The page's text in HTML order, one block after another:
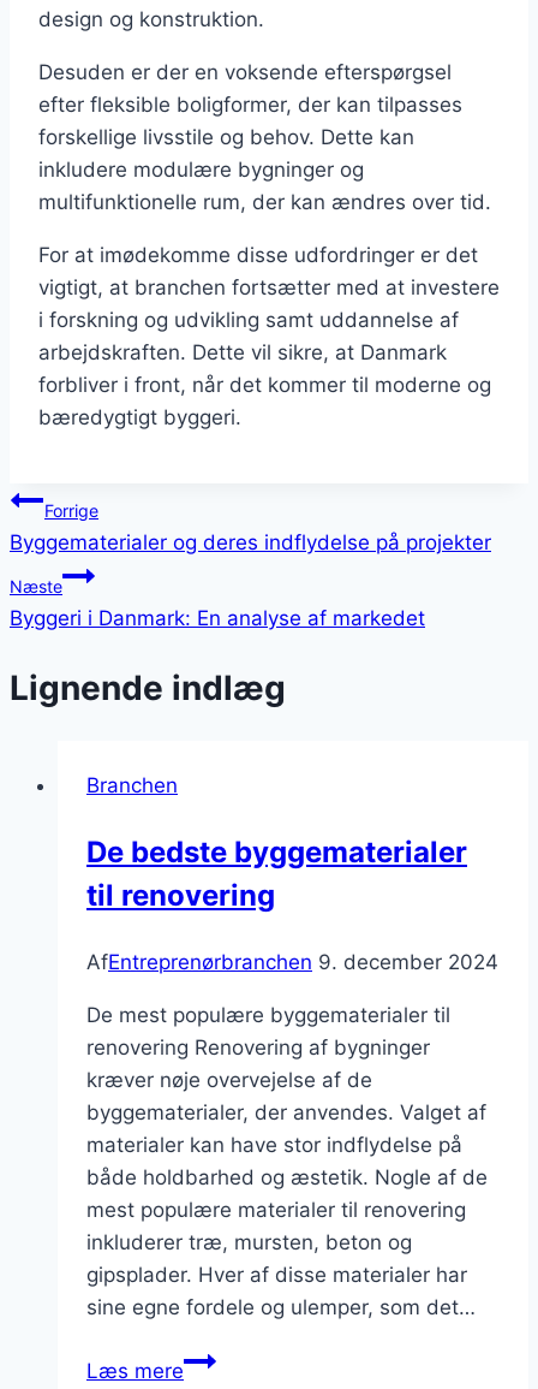
design og konstruktion.
Desuden er der en voksende efterspørgsel
efter fleksible boligformer, der kan tilpasses
forskellige livsstile og behov. Dette kan
inkludere modulære bygninger og
multifunktionelle rum, der kan ændres over tid.
For at imødekomme disse udfordringer er det
vigtigt, at branchen fortsætter med at investere
i forskning og udvikling samt uddannelse af
arbejdskraften. Dette vil sikre, at Danmark
forbliver i front, når det kommer til moderne og
bæredygtigt byggeri.
Indlægsnavigation
Forrige
Byggematerialer og deres indflydelse på projekter
Næste
Byggeri i Danmark: En analyse af markedet
Lignende indlæg
Branchen
De bedste byggematerialer
til renovering
AfEntreprenørbranchen 9. december 2024
De mest populære byggematerialer til
renovering Renovering af bygninger
kræver nøje overvejelse af de
byggematerialer, der anvendes. Valget af
materialer kan have stor indflydelse på
både holdbarhed og æstetik. Nogle af de
mest populære materialer til renovering
inkluderer træ, mursten, beton og
gipsplader. Hver af disse materialer har
sine egne fordele og ulemper, som det…
Læs mereDe